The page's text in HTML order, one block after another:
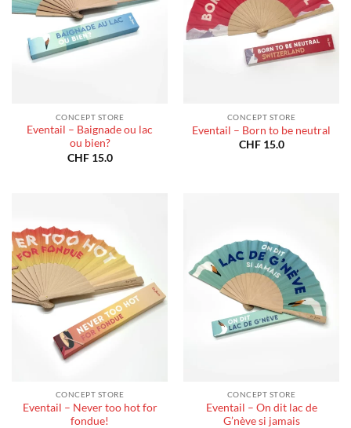
CONCEPT STORE
Eventail – Baignade ou lac
ou bien?
CHF15.0
CONCEPT STORE
Eventail – Born to be neutral
CHF15.0
CONCEPT STORE
Eventail – Never too hot for
fondue!
CONCEPT STORE
Eventail – On dit lac de
G’nève si jamais